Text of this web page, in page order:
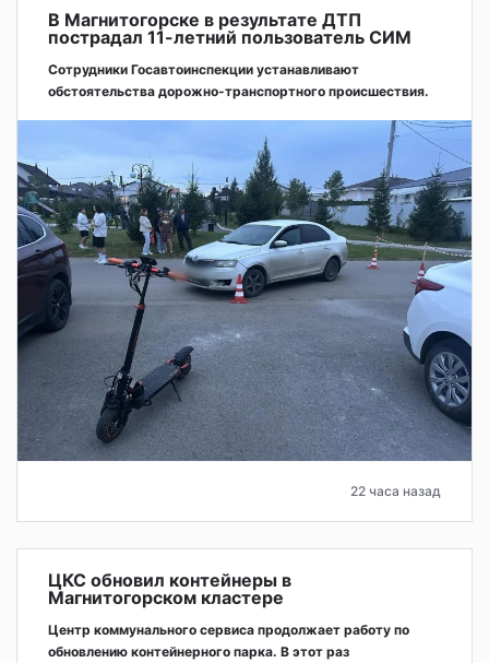
В Магнитогорске в результате ДТП
пострадал 11-летний пользователь СИМ
Сотрудники Госавтоинспекции устанавливают
обстоятельства дорожно-транспортного происшествия.
22 часа назад
ЦКС обновил контейнеры в
Магнитогорском кластере
Центр коммунального сервиса продолжает работу по
обновлению контейнерного парка. В этот раз